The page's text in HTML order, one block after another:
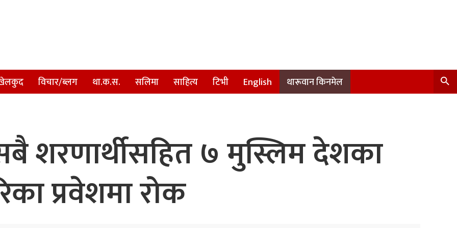
विचार/ब्लग था.क.स. सलिमा साहित्य टिभी English थारूवान किनमेल
सबै शरणार्थीसहित ७ मुस्लिम देशका
प्रवेशमा रोक